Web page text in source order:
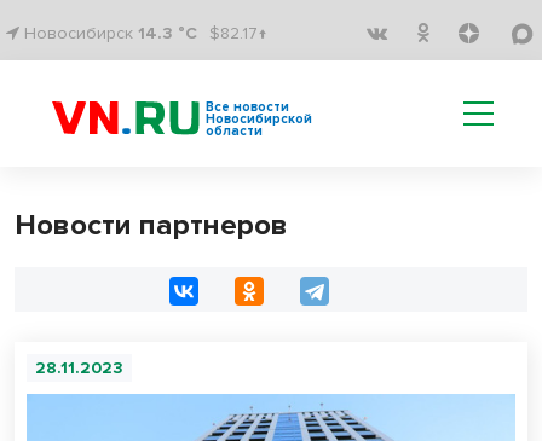
Новосибирск 14.3 °C $82.17↑
Все новости
Новосибирской
области
Новости партнеров
28.11.2023